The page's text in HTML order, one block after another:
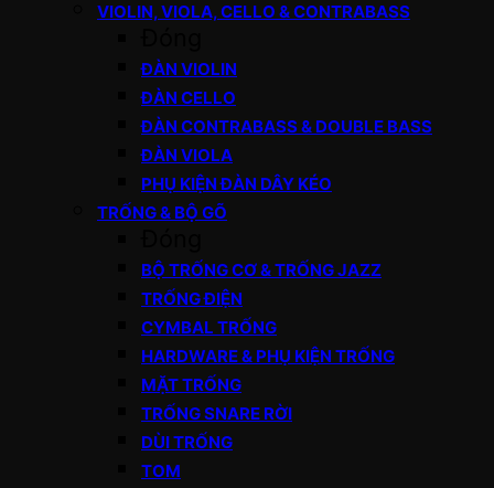
VIOLIN, VIOLA, CELLO & CONTRABASS
ĐÀN VIOLIN
ĐÀN CELLO
ĐÀN CONTRABASS & DOUBLE BASS
ĐÀN VIOLA
PHỤ KIỆN ĐÀN DÂY KÉO
TRỐNG & BỘ GÕ
BỘ TRỐNG CƠ & TRỐNG JAZZ
TRỐNG ĐIỆN
CYMBAL TRỐNG
HARDWARE & PHỤ KIỆN TRỐNG
MẶT TRỐNG
TRỐNG SNARE RỜI
DÙI TRỐNG
TOM